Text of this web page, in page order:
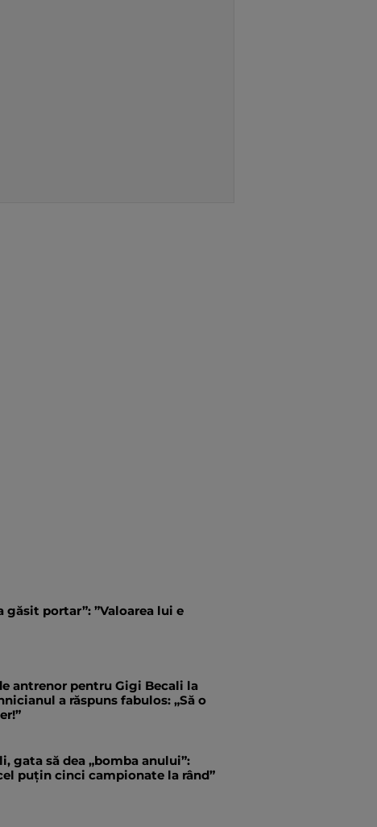
găsit portar”: ”Valoarea lui e
antrenor pentru Gigi Becali la
a răspuns fabulos: „Să o
gata să dea „bomba anului”:
puțin cinci campionate la rând”